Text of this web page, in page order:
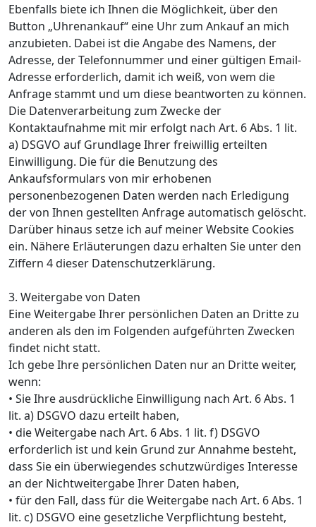
Ebenfalls biete ich Ihnen die Möglichkeit, über den
Button „Uhrenankauf“ eine Uhr zum Ankauf an mich
anzubieten. Dabei ist die Angabe des Namens, der
Adresse, der Telefonnummer und einer gültigen Email-
Adresse erforderlich, damit ich weiß, von wem die
Anfrage stammt und um diese beantworten zu können.
Die Datenverarbeitung zum Zwecke der
Kontaktaufnahme mit mir erfolgt nach Art. 6 Abs. 1 lit.
a) DSGVO auf Grundlage Ihrer freiwillig erteilten
Einwilligung. Die für die Benutzung des
Ankaufsformulars von mir erhobenen
personenbezogenen Daten werden nach Erledigung
der von Ihnen gestellten Anfrage automatisch gelöscht.
Darüber hinaus setze ich auf meiner Website Cookies
ein. Nähere Erläuterungen dazu erhalten Sie unter den
Ziffern 4 dieser Datenschutzerklärung.
3. Weitergabe von Daten
Eine Weitergabe Ihrer persönlichen Daten an Dritte zu
anderen als den im Folgenden aufgeführten Zwecken
findet nicht statt.
Ich gebe Ihre persönlichen Daten nur an Dritte weiter,
wenn:
• Sie Ihre ausdrückliche Einwilligung nach Art. 6 Abs. 1
lit. a) DSGVO dazu erteilt haben,
• die Weitergabe nach Art. 6 Abs. 1 lit. f) DSGVO
erforderlich ist und kein Grund zur Annahme besteht,
dass Sie ein überwiegendes schutzwürdiges Interesse
an der Nichtweitergabe Ihrer Daten haben,
• für den Fall, dass für die Weitergabe nach Art. 6 Abs. 1
lit. c) DSGVO eine gesetzliche Verpflichtung besteht,